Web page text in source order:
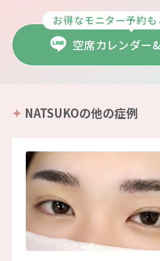
お得なモニター予約も
空席カレンダー
NATSUKOの他の症例